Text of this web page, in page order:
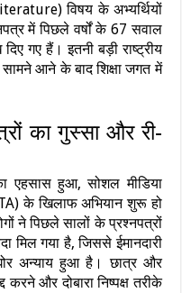
विषय के अभ्यर्थियों
में पिछले वर्षों के 67 सवाल
गए हैं। इतनी बड़ी राष्ट्रीय
सामने आने के बाद शिक्षा जगत में
का गुस्सा और री-
एहसास हुआ, सोशल मीडिया
के खिलाफ अभियान शुरू हो
ने पिछले सालों के प्रश्नपत्रों
मिल गया है, जिससे ईमानदारी
अन्याय हुआ है। छात्र और
करने और दोबारा निष्पक्ष तरीके